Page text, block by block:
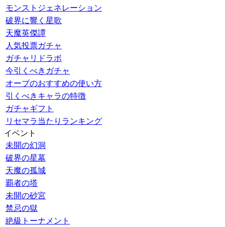
モンストジェネレーション
破界に響く星歌
天魔英傑譚
人気投票ガチャ
ガチャリドラボ
今引くべきガチャ
オーブのおすすめの使い方
引くべきキャラの特徴
ガチャギフト
リセマラ当たりランキング
イベント
未開の幻洞
破界の星墓
天魔の孤城
覇者の塔
未開の砂宮
禁忌の獄
絶級トーナメント